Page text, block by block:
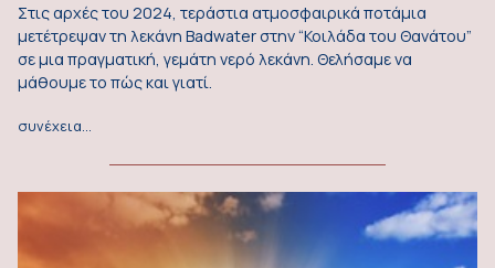
Στις αρχές του 2024, τεράστια ατμοσφαιρικά ποτάμια
μετέτρεψαν τη λεκάνη Badwater στην “Κοιλάδα του Θανάτου”
σε μια πραγματική, γεμάτη νερό λεκάνη. Θελήσαμε να
μάθουμε το πώς και γιατί.
συνέχεια…